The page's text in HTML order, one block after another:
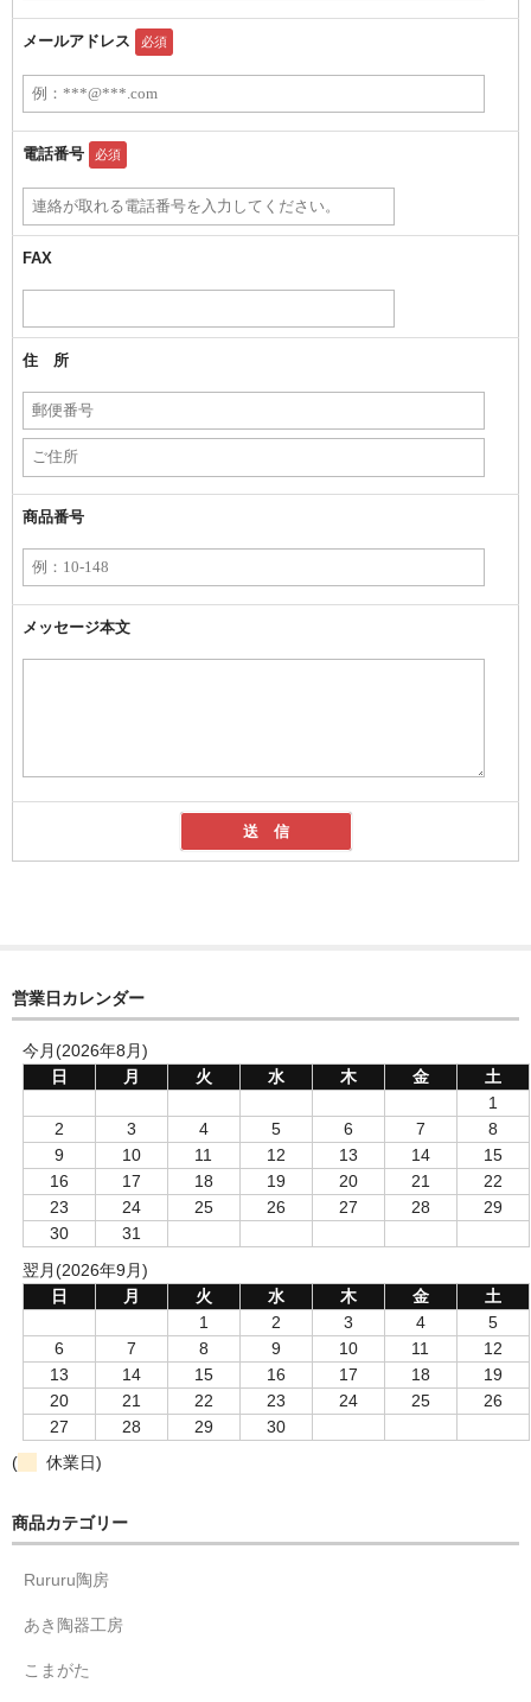
メールアドレス 必須
電話番号 必須
FAX
住 所
商品番号
メッセージ本文
営業日カレンダー
今月(2026年8月)
日
月 火 水 木 金
土
1
2
3 4 5 6 7
8
9
10 11 12 13 14
15
16
17 18 19 20 21
22
23
24 25 26 27 28
29
30
31
翌月(2026年9月)
日
月 火 水 木 金
土
1
2 3 4
5
6
7 8 9 10 11
12
13
14 15 16 17 18
19
20
21 22 23 24 25
26
27
28 29
30
(
休業日)
商品カテゴリー
Rururu陶房
あき陶器工房
こまがた